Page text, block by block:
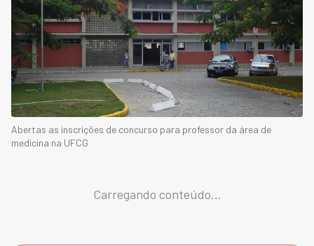
Abertas as inscrições de concurso para professor da área de
medicina na UFCG
Carregando conteúdo...